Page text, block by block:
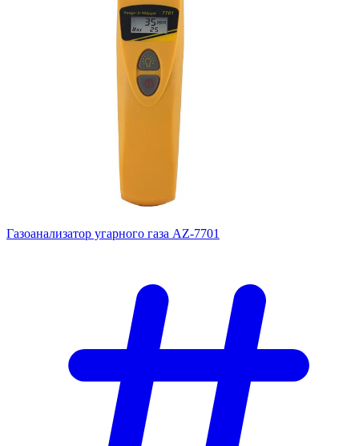
Газоанализатор угарного газа AZ-7701